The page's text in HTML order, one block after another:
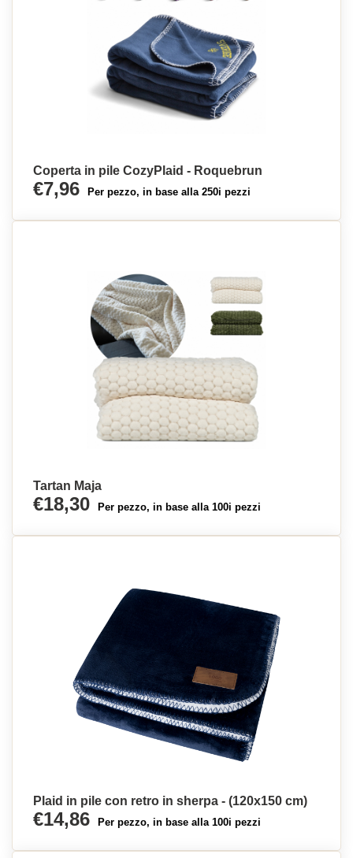
Coperta in pile CozyPlaid - Roquebrun
€7,96 Per pezzo, in base alla 250i pezzi
Tartan Maja
€18,30 Per pezzo, in base alla 100i pezzi
Plaid in pile con retro in sherpa - (120x150 cm)
€14,86 Per pezzo, in base alla 100i pezzi